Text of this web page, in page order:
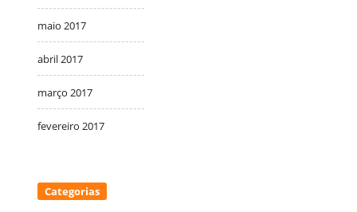
maio 2017
abril 2017
março 2017
fevereiro 2017
Categorias